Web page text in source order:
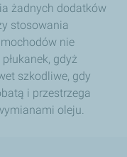
żadnych dodatków
stosowania
nie
gdyż
szkodliwe, gdy
i przestrzega
oleju.